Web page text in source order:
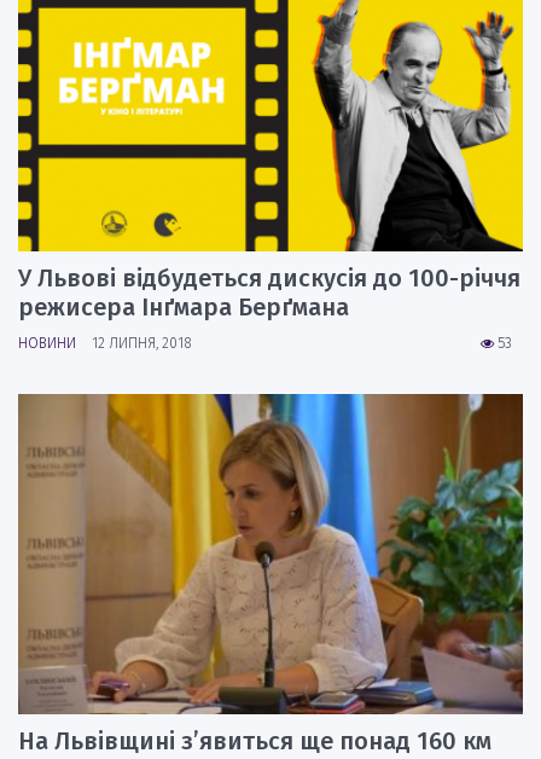
У Львові відбудеться дискусія до 100-річчя
режисера Інґмара Берґмана
53
НОВИНИ 12 ЛИПНЯ, 2018
На Львівщині з’явиться ще понад 160 км